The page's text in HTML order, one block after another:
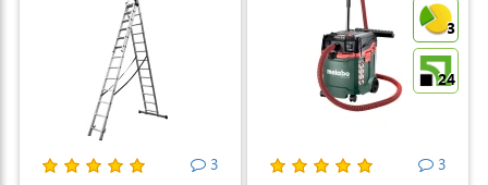
3
3
24
3